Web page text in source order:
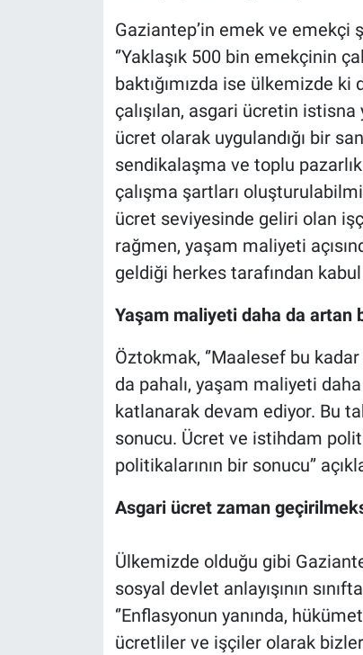
Gaziantep’in emek ve emekçi
‘’Yaklaşık 500 bin emekçinin
baktığımızda ise ülkemizde
çalışılan, asgari ücretin
ücret olarak uygulandığı bir
sendikalaşma ve toplu
çalışma şartları
ücret seviyesinde geliri olan
rağmen, yaşam maliyeti
geldiği herkes tarafından
Yaşam maliyeti daha da artan
Öztokmak, ‘’Maalesef bu
da pahalı, yaşam maliyeti
katlanarak devam ediyor. Bu
sonucu. Ücret ve istihdam
politikalarının bir sonucu’’
Asgari ücret zaman
Ülkemizde olduğu gibi
sosyal devlet anlayışının
‘’Enflasyonun yanında,
ücretliler ve işçiler olarak